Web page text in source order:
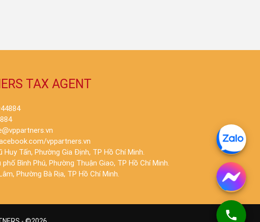
TAX AGENT
vppartners.vn
Huy Tấn, Phường Gia Định, TP Hồ Chí Minh.
phố Bình Phú, Phường Thuận Giao, TP Hồ Chí Minh.
Phường Bà Rịa, TP Hồ Chí Minh.